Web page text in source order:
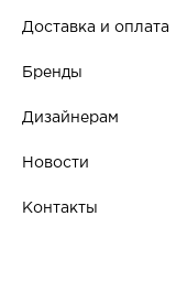
Доставка и оплата
Бренды
Дизайнерам
Новости
Контакты